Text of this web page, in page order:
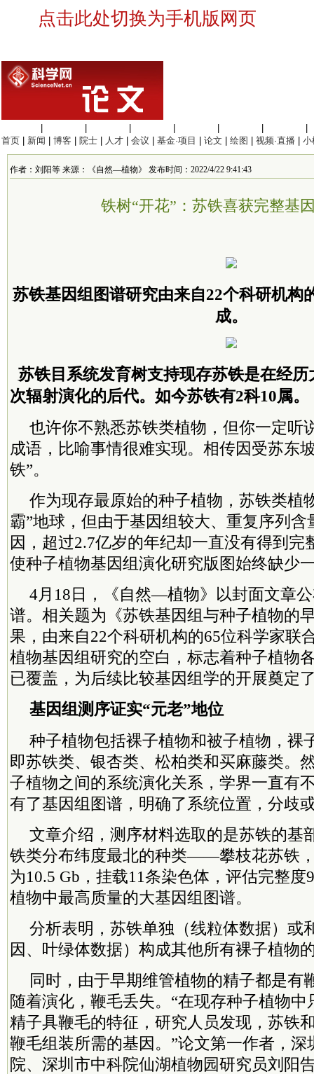
点击此处切换为手机版网页
首页
新闻 博客 院士 人才 会议 基金·项目 论文 绘图 视频·直播 小
作者：刘阳等 来源：《自然—植物》 发布时间：2022/4/22 9:41:43
铁树“开花”：苏铁喜获完整基
苏铁基因组图谱研究由来自22个科研机构
成。
苏铁目系统发育树支持现存苏铁是在经
次辐射演化的后代。如今苏铁有2科10属
也许你不熟悉苏铁类植物，但你一定听
成语，比喻事情很难实现。相传因受苏东
铁”。
作为现存最原始的种子植物，苏铁类植
霸”地球，但由于基因组较大、重复序列
因，超过2.7亿岁的年纪却一直没有得到完
使种子植物基因组演化研究版图始终缺少
4月18日，《自然—植物》以封面文章
谱。相关题为《苏铁基因组与种子植物的
果，由来自22个科研机构的65位科学家联
植物基因组研究的空白，标志着种子植物
已覆盖，为后续比较基因组学的开展奠定
基因组测序证实“元老”地位
种子植物包括裸子植物和被子植物，裸
即苏铁类、银杏类、松柏类和买麻藤类。
子植物之间的系统演化关系，学界一直有
有了基因组图谱，明确了系统位置，分歧
文章介绍，测序材料选取的是苏铁的基
铁类分布纬度最北的种类——攀枝花苏铁
为10.5 Gb，挂载11条染色体，评估完整度
植物中最高质量的大基因组图谱。
分析表明，苏铁单独（线粒体数据）或
因、叶绿体数据）构成其他所有裸子植物
同时，由于早期维管植物的精子都是有
随着演化，鞭毛丢失。“在现存种子植物
精子具鞭毛的特征，研究人员发现，苏铁
鞭毛组装所需的基因。”论文第一作者，
院、深圳市中科院仙湖植物园研究员刘阳